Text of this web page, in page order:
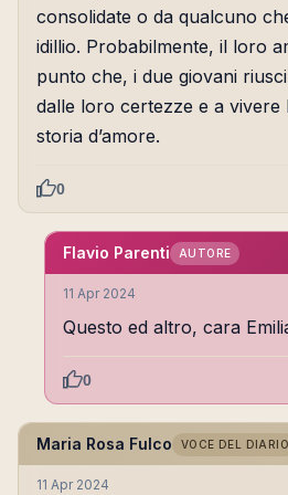
consolidate o da qualcuno
idillio. Probabilmente, il loro
punto che, i due giovani
dalle loro certezze e a vivere
storia d’amore.
0
Flavio Parenti AUTORE
11 Apr 2024
Questo ed altro, cara
0
Maria Rosa Fulco VOCE DEL DIARIO
11 Apr 2024